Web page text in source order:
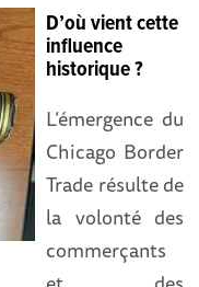
D’où vient cette
influence
historique ?
L’émergence du
Chicago Border
Trade résulte de
la volonté des
commerçants